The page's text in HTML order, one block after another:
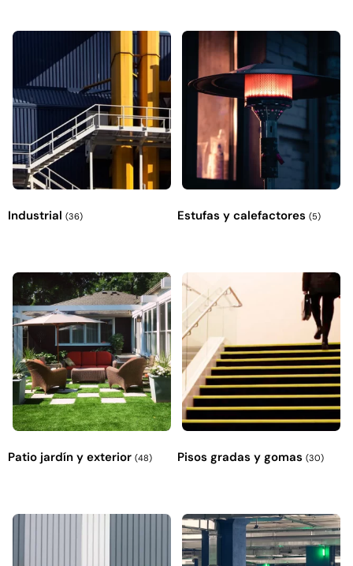
Industrial (36) Estufas y calefactores (5)
Patio jardín y exterior (48) Pisos gradas y gomas (30)